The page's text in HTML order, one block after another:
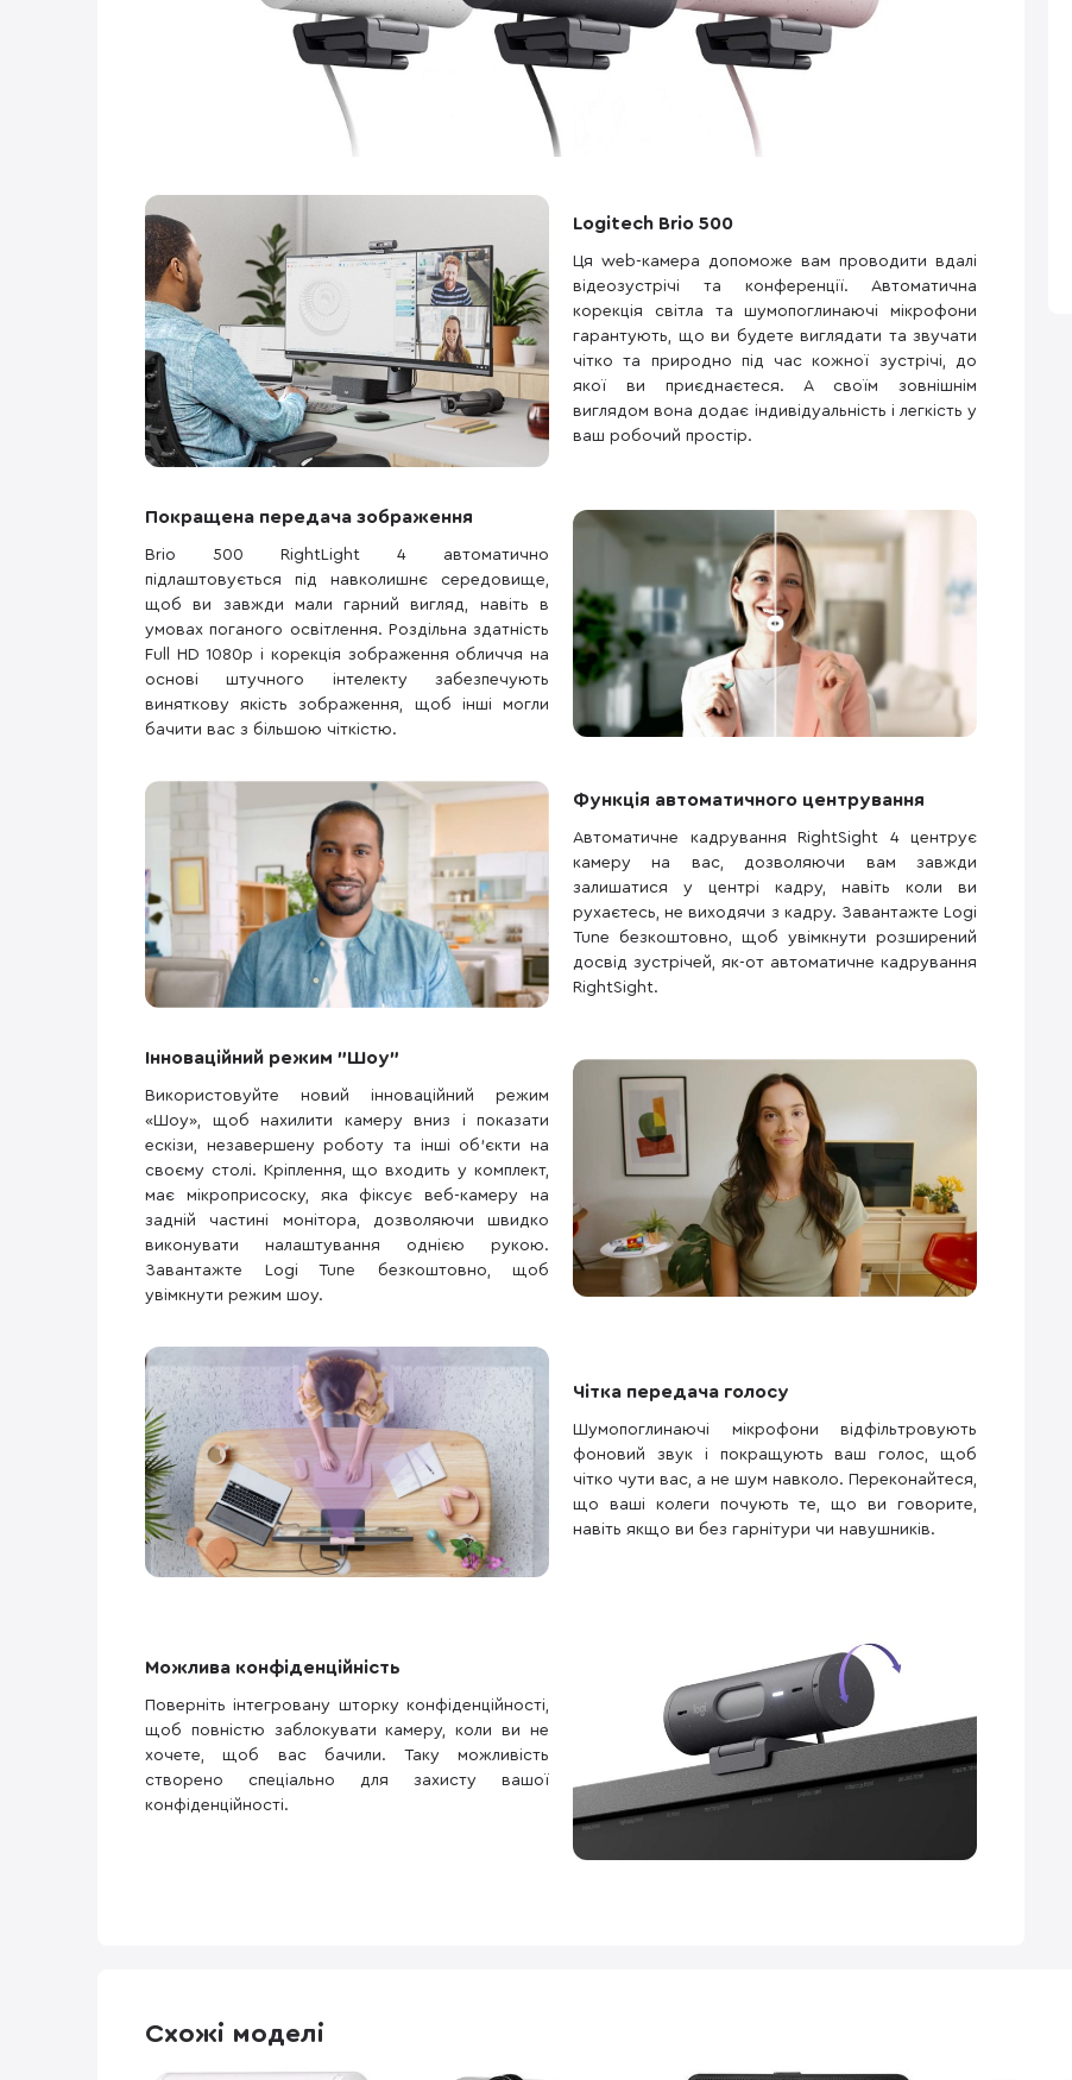
Logitech Brio 500
Ця web-камера допоможе вам проводити вдалі
відеозустрічі та конференції. Автоматична
корекція світла та шумопоглинаючі мікрофони
гарантують, що ви будете виглядати та звучати
чітко та природно під час кожної зустрічі, до
якої ви приєднаєтеся. А своїм зовнішнім
виглядом вона додає індивідуальність і легкість у
ваш робочий простір.
Покращена передача зображення
Brio 500 RightLight 4 автоматично
підлаштовується під навколишнє середовище,
щоб ви завжди мали гарний вигляд, навіть в
умовах поганого освітлення. Роздільна здатність
Full HD 1080p і корекція зображення обличчя на
основі штучного інтелекту забезпечують
виняткову якість зображення, щоб інші могли
бачити вас з більшою чіткістю.
Функція автоматичного центрування
Автоматичне кадрування RightSight 4 центрує
камеру на вас, дозволяючи вам завжди
залишатися у центрі кадру, навіть коли ви
рухаєтесь, не виходячи з кадру. Завантажте Logi
Tune безкоштовно, щоб увімкнути розширений
досвід зустрічей, як-от автоматичне кадрування
RightSight.
Інноваційний режим "Шоу"
Використовуйте новий інноваційний режим
«Шоу», щоб нахилити камеру вниз і показати
ескізи, незавершену роботу та інші об’єкти на
своєму столі. Кріплення, що входить у комплект,
має мікроприсоску, яка фіксує веб-камеру на
задній частині монітора, дозволяючи швидко
виконувати налаштування однією рукою.
Завантажте Logi Tune безкоштовно, щоб
увімкнути режим шоу.
Чітка передача голосу
Шумопоглинаючі мікрофони відфільтровують
фоновий звук і покращують ваш голос, щоб
чітко чути вас, а не шум навколо. Переконайтеся,
що ваші колеги почують те, що ви говорите,
навіть якщо ви без гарнітури чи навушників.
Можлива конфіденційність
Поверніть інтегровану шторку конфіденційності,
щоб повністю заблокувати камеру, коли ви не
хочете, щоб вас бачили. Таку можливість
створено спеціально для захисту вашої
конфіденційності.
Схожі моделі